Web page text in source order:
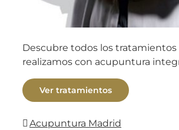
Descubre todos los tratamientos
realizamos con acupuntura
Ver tratamientos
Acupuntura Madrid